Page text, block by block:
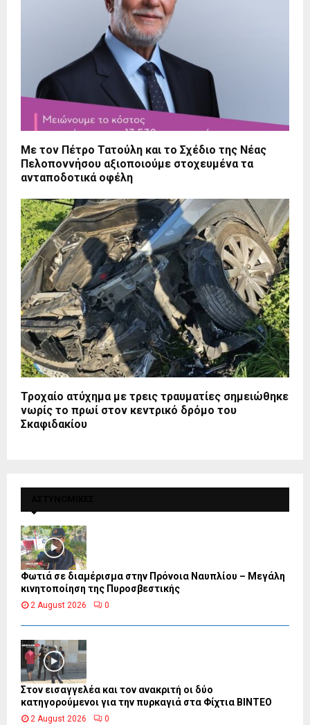
Με τον Πέτρο Τατούλη και το Σχέδιο της Νέας
Πελοποννήσου αξιοποιούμε στοχευμένα τα
ανταποδοτικά οφέλη
Τροχαίο ατύχημα με τρεις τραυματίες σημειώθηκε
νωρίς το πρωί στον κεντρικό δρόμο του
Σκαφιδακίου
Φωτιά σε διαμέρισμα στην Πρόνοια Ναυπλίου – Μεγάλη
κινητοποίηση της Πυροσβεστικής
2 August 2026 0
Στον εισαγγελέα και τον ανακριτή οι δύο
κατηγορούμενοι για την πυρκαγιά στα Φίχτια ΒΙΝΤΕΟ
2 August 2026 0